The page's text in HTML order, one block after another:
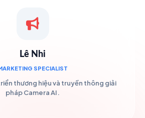
Lê Nhi
SPECIALIST
thương hiệu và truyền thông giải
pháp Camera AI.